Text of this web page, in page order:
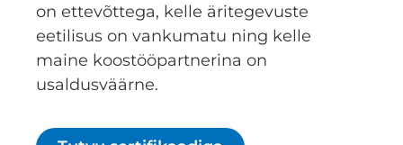
on ettevõttega, kelle äritegevuste
eetilisus on vankumatu ning kelle
maine koostööpartnerina on
usaldusväärne.